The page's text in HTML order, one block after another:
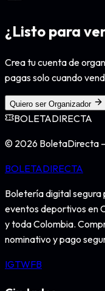
¿Listo para
Crea tu cuenta de
pagas solo cuando
Quiero ser Organizador
BOLETADIRECTA
© 2026 BoletaDirecta
BOLETADIRECTA
Boletería digital
eventos deportivos en
y toda Colombia.
nominativo y pago
IGTWFB